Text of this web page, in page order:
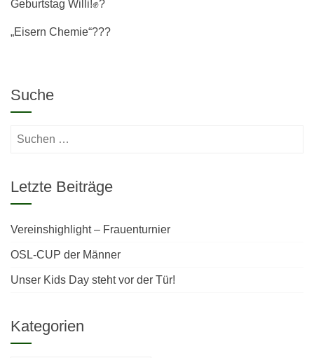
Geburtstag Willi!✊?
„Eisern Chemie“???
Suche
Suchen
Letzte Beiträge
Vereinshighlight – Frauenturnier
OSL-CUP der Männer
Unser Kids Day steht vor der Tür!
Kategorien